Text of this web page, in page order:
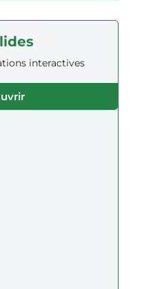
interactives